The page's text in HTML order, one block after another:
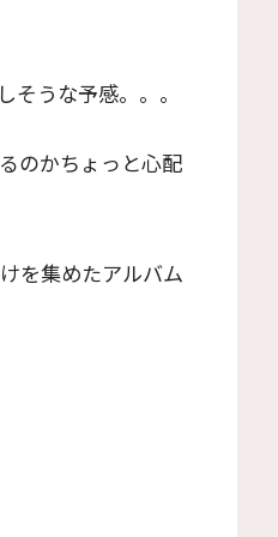
うな予感。。。
のかちょっと心配
を集めたアルバム